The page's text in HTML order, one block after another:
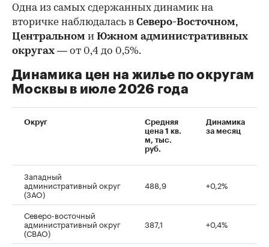
Одна из самых сдержанных динамик на
вторичке наблюдалась в Северо-Восточном,
Центральном и Южном административных
округах — от 0,4 до 0,5%.
Динамика цен на жилье по округам
Москвы в июле 2026 года
Округ
Средняя
цена 1 кв.
м, тыс.
руб.
Динамика
за месяц
Западный
административный округ
(ЗАО)
488,9 +0,2%
Северо-восточный
административный округ
(СВАО)
387,1 +0,4%